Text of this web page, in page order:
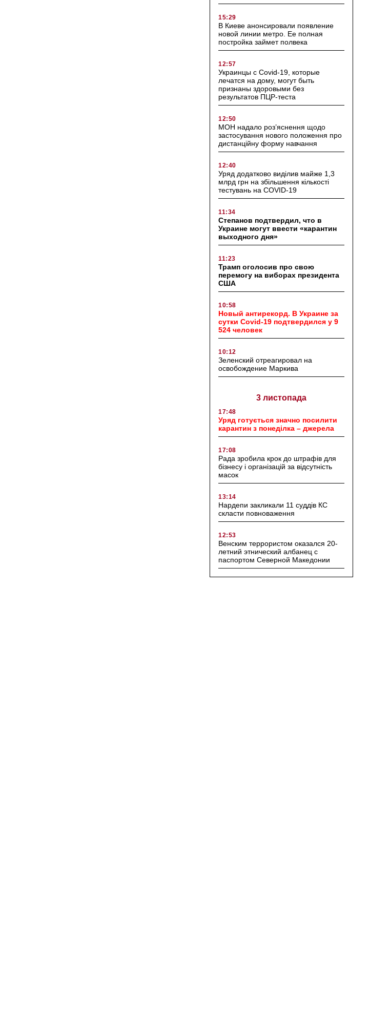
15:29
В Киеве анонсировали появление
новой линии метро. Ее полная
постройка займет полвека
12:57
Украинцы с Covid-19, которые
лечатся на дому, могут быть
признаны здоровыми без
результатов ПЦР-теста
12:50
МОН надало роз’яснення щодо
застосування нового положення про
дистанційну форму навчання
12:40
Уряд додатково виділив майже 1,3
млрд грн на збільшення кількості
тестувань на COVID-19
11:34
Степанов подтвердил, что в
Украине могут ввести «карантин
выходного дня»
11:23
Трамп оголосив про свою
перемогу на виборах президента
США
10:58
Новый антирекорд. В Украине за
сутки Covid-19 подтвердился у 9
524 человек
10:12
Зеленский отреагировал на
освобождение Маркива
3 листопада
17:48
Уряд готується значно посилити
карантин з понеділка – джерела
17:08
Рада зробила крок до штрафів для
бізнесу і організацій за відсутність
масок
13:14
Нардепи закликали 11 суддів КС
скласти повноваження
12:53
Венским террористом оказался 20-
летний этнический албанец с
паспортом Северной Македонии